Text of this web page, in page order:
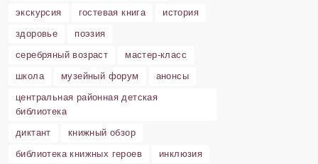
экскурсия
гостевая книга
история
здоровье
поэзия
серебряный возраст
мастер-класс
школа
музейный форум
анонсы
центральная районная детская
библиотека
диктант
книжный обзор
библиотека книжных героев
инклюзия